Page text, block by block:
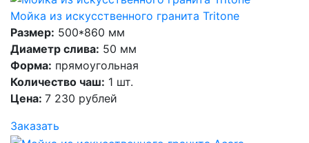
Мойка из искусственного гранита Tritone
Размер: 500*860 мм
Диаметр слива: 50 мм
Форма: прямоугольная
Количество чаш: 1 шт.
Цена: 7 230 рублей
Заказать